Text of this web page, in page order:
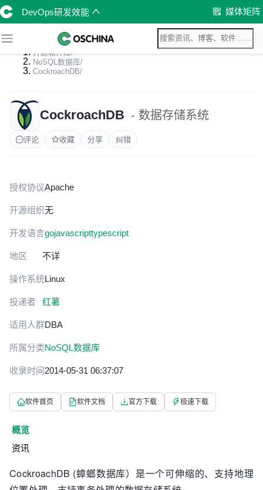
DevOps研发效能 媒体矩阵
开源软件库/
NoSQL数据库/
CockroachDB/
CockroachDB - 数据存储系统
评论 收藏 分享 纠错
授权协议Apache
开源组织无
开发语言gojavascripttypescript
地区 不详
操作系统Linux
投递者 红薯
适用人群DBA
所属分类NoSQL数据库
收录时间2014-05-31 06:37:07
软件首页 软件文档 官方下载 极速下载
概览
资讯
CockroachDB (蟑螂数据库）是一个可伸缩的、支持地理